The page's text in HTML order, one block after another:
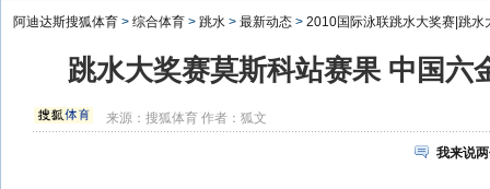
阿迪达斯搜狐体育 > 综合体育 > 跳水 > 最新动态 > 2010国际泳联跳水大奖赛|跳水
跳水大奖赛莫斯科站赛果 中国六
来源：搜狐体育 作者：狐文
我来说